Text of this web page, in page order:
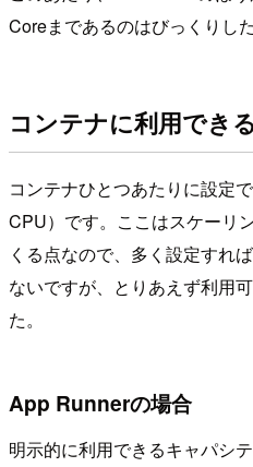
Coreまであるのはびっくりした
コンテナに利用でき
コンテナひとつあたりに設定
CPU）です。ここはスケーリ
くる点なので、多く設定すれ
ないですが、とりあえず利用
た。
App Runnerの場合
明示的に利用できるキャパシ